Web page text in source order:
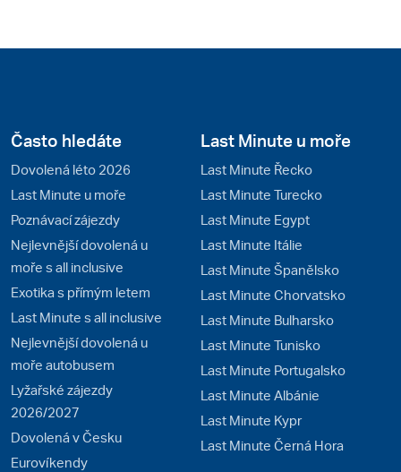
Často hledáte
Dovolená léto 2026
Last Minute u moře
Poznávací zájezdy
Nejlevnější dovolená u
moře s all inclusive
Exotika s přímým letem
Last Minute s all inclusive
Nejlevnější dovolená u
moře autobusem
Lyžařské zájezdy
2026/2027
Dovolená v Česku
Eurovíkendy
Last Minute u moře
Last Minute Řecko
Last Minute Turecko
Last Minute Egypt
Last Minute Itálie
Last Minute Španělsko
Last Minute Chorvatsko
Last Minute Bulharsko
Last Minute Tunisko
Last Minute Portugalsko
Last Minute Albánie
Last Minute Kypr
Last Minute Černá Hora